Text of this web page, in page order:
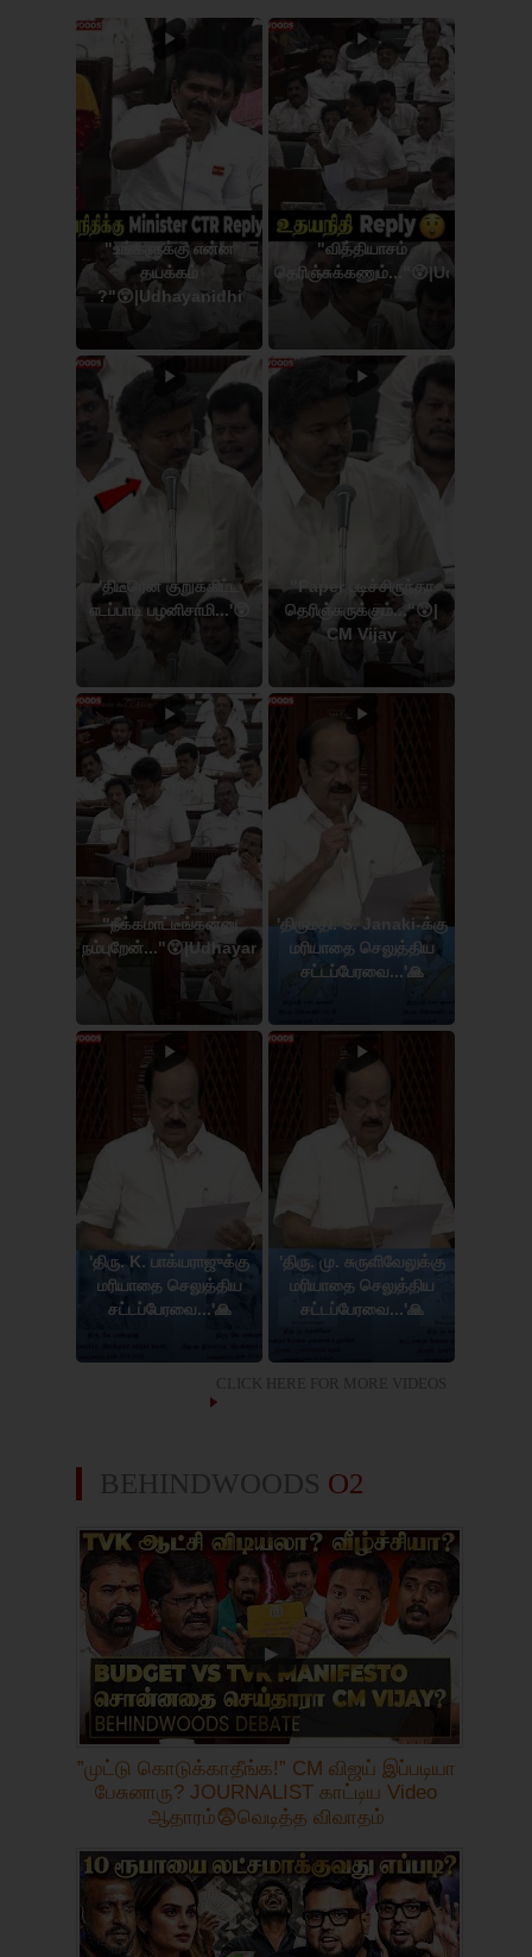
"உங்களுக்கு என்ன
தயக்கம்
?"😲|Udhayanidhi
"வித்தியாசம்
'திடீரென குறுக்கிட்ட
எடப்பாடி பழனிசாமி...'😲
"Paper படிச்சிருந்தா
தெரிஞ்சுருக்கும்..."😲|
CM Vijay
"நீக்கமாட்டீங்கன்னு
நம்புறேன்..."😲|Udhayanidhi
'திருமதி. S. Janaki-க்கு
மரியாதை செலுத்திய
சட்டப்பேரவை...'🙏
'திரு. K. பாக்யராஜுக்கு
மரியாதை செலுத்திய
சட்டப்பேரவை...'🙏
'திரு. மு. சுருளிவேலுக்கு
மரியாதை செலுத்திய
சட்டப்பேரவை...'🙏
CLICK HERE FOR MORE VIDEOS
BEHINDWOODS O2
”முட்டு கொடுக்காதீங்க!” CM விஜய் இப்படியா
பேசுனாரு? JOURNALIST காட்டிய Video
ஆதாரம்😨வெடித்த விவாதம்